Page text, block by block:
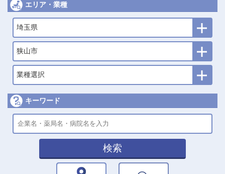
エリア・業種
埼玉県
狭山市
業種選択
キーワード
検索